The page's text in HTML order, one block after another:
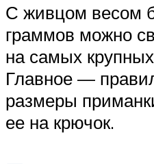
С живцом весом
граммов можно
на самых
Главное —
размеры
ее на крючок.